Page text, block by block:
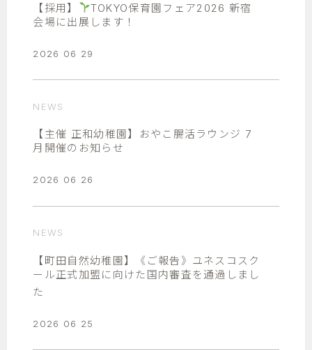
【採用】
TOKYO保育園フェア2026 新宿
会場に出展します！
2026 06 29
NEWS
【主催 正和幼稚園】おやこ腸活ラウンジ 7
月開催のお知らせ
2026 06 26
NEWS
【町田自然幼稚園】《ご報告》ユネスコスク
ール正式加盟に向けた国内審査を通過しまし
た
2026 06 25